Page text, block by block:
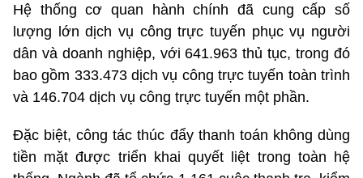
Hệ thống cơ quan hành chính đã cung cấp số
lượng lớn dịch vụ công trực tuyến phục vụ người
dân và doanh nghiệp, với 641.963 thủ tục, trong đó
bao gồm 333.473 dịch vụ công trực tuyến toàn trình
và 146.704 dịch vụ công trực tuyến một phần.
Đặc biệt, công tác thúc đẩy thanh toán không dùng
tiền mặt được triển khai quyết liệt trong toàn hệ